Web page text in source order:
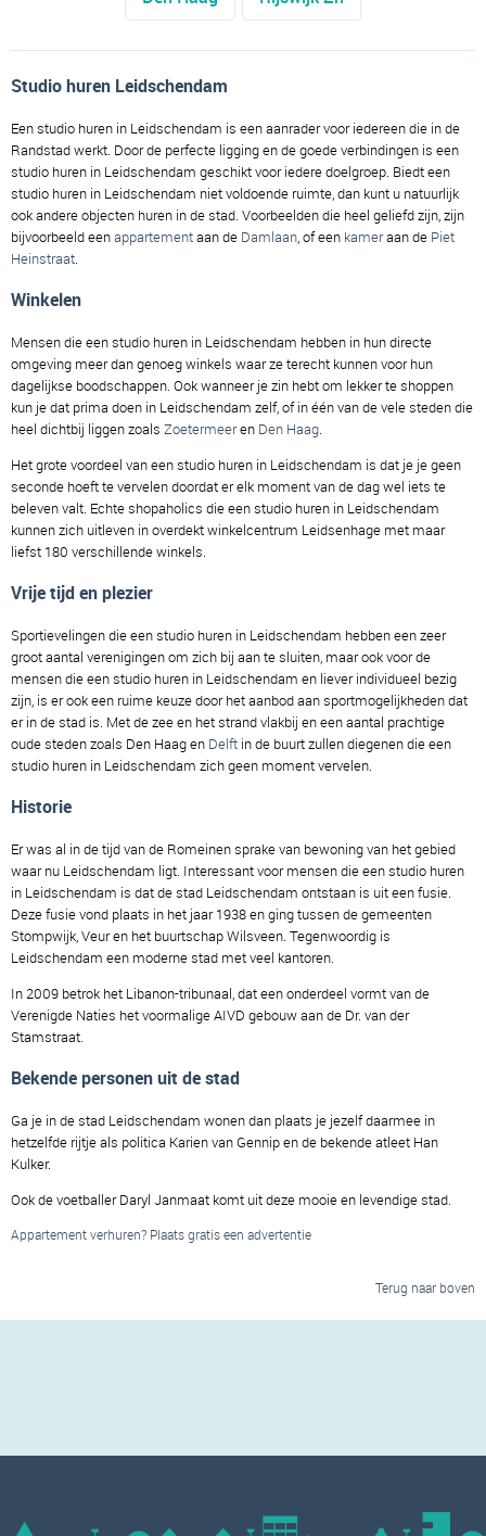
Studio huren Leidschendam
Een studio huren in Leidschendam is een aanrader voor iedereen die in de
Randstad werkt. Door de perfecte ligging en de goede verbindingen is een
studio huren in Leidschendam geschikt voor iedere doelgroep. Biedt een
studio huren in Leidschendam niet voldoende ruimte, dan kunt u natuurlijk
ook andere objecten huren in de stad. Voorbeelden die heel geliefd zijn, zijn
bijvoorbeeld eenappartementaan de Damlaan, of een kameraan de Piet
Heinstraat.
Winkelen
Mensen die een studio huren in Leidschendam hebben in hun directe
omgeving meer dan genoeg winkels waar ze terecht kunnen voor hun
dagelijkse boodschappen. Ook wanneer je zin hebt om lekker te shoppen
kun je dat prima doen in Leidschendam zelf, of in één van de vele steden die
heel dichtbij liggen zoals Zoetermeeren Den Haag.
Het grote voordeel van een studio huren in Leidschendam is dat je je geen
seconde hoeft te vervelen doordat er elk moment van de dag wel iets te
beleven valt. Echte shopaholics die een studio huren in Leidschendam
kunnen zich uitleven in overdekt winkelcentrum Leidsenhage met maar
liefst 180 verschillende winkels.
Vrije tijd en plezier
Sportievelingen die een studio huren in Leidschendam hebben een zeer
groot aantal verenigingen om zich bij aan te sluiten, maar ook voor de
mensen die een studio huren in Leidschendam en liever individueel bezig
zijn, is er ook een ruime keuze door het aanbod aan sportmogelijkheden dat
er in de stad is. Met de zee en het strand vlakbij en een aantal prachtige
oude steden zoals Den Haag en Delft in de buurt zullen diegenen die een
studio huren in Leidschendam zich geen moment vervelen.
Historie
Er was al in de tijd van de Romeinen sprake van bewoning van het gebied
waar nu Leidschendam ligt. Interessant voor mensen die een studio huren
in Leidschendam is dat de stad Leidschendam ontstaan is uit een fusie.
Deze fusie vond plaats in het jaar 1938 en ging tussen de gemeenten
Stompwijk, Veur en het buurtschap Wilsveen. Tegenwoordig is
Leidschendam een moderne stad met veel kantoren.
In 2009 betrok het Libanon-tribunaal, dat een onderdeel vormt van de
Verenigde Naties het voormalige AIVD gebouw aan de Dr. van der
Stamstraat.
Bekende personen uit de stad
Ga je in de stad Leidschendam wonen dan plaats je jezelf daarmee in
hetzelfde rijtje als politica Karien van Gennip en de bekende atleet Han
Kulker.
Ook de voetballer Daryl Janmaat komt uit deze mooie en levendige stad.
Appartement verhuren? Plaats gratis een advertentie
Terug naar boven